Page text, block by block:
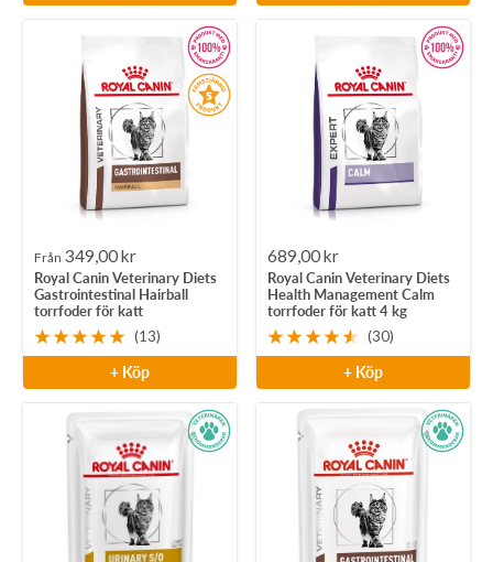
Rea-
pris
Från 349,00 kr
Royal Canin Veterinary Diets
Gastrointestinal Hairball
torrfoder för katt
(13)
+ Köp
Rea-
pris
689,00 kr
Royal Canin Veterinary Diets
Health Management Calm
torrfoder för katt 4 kg
(30)
+ Köp